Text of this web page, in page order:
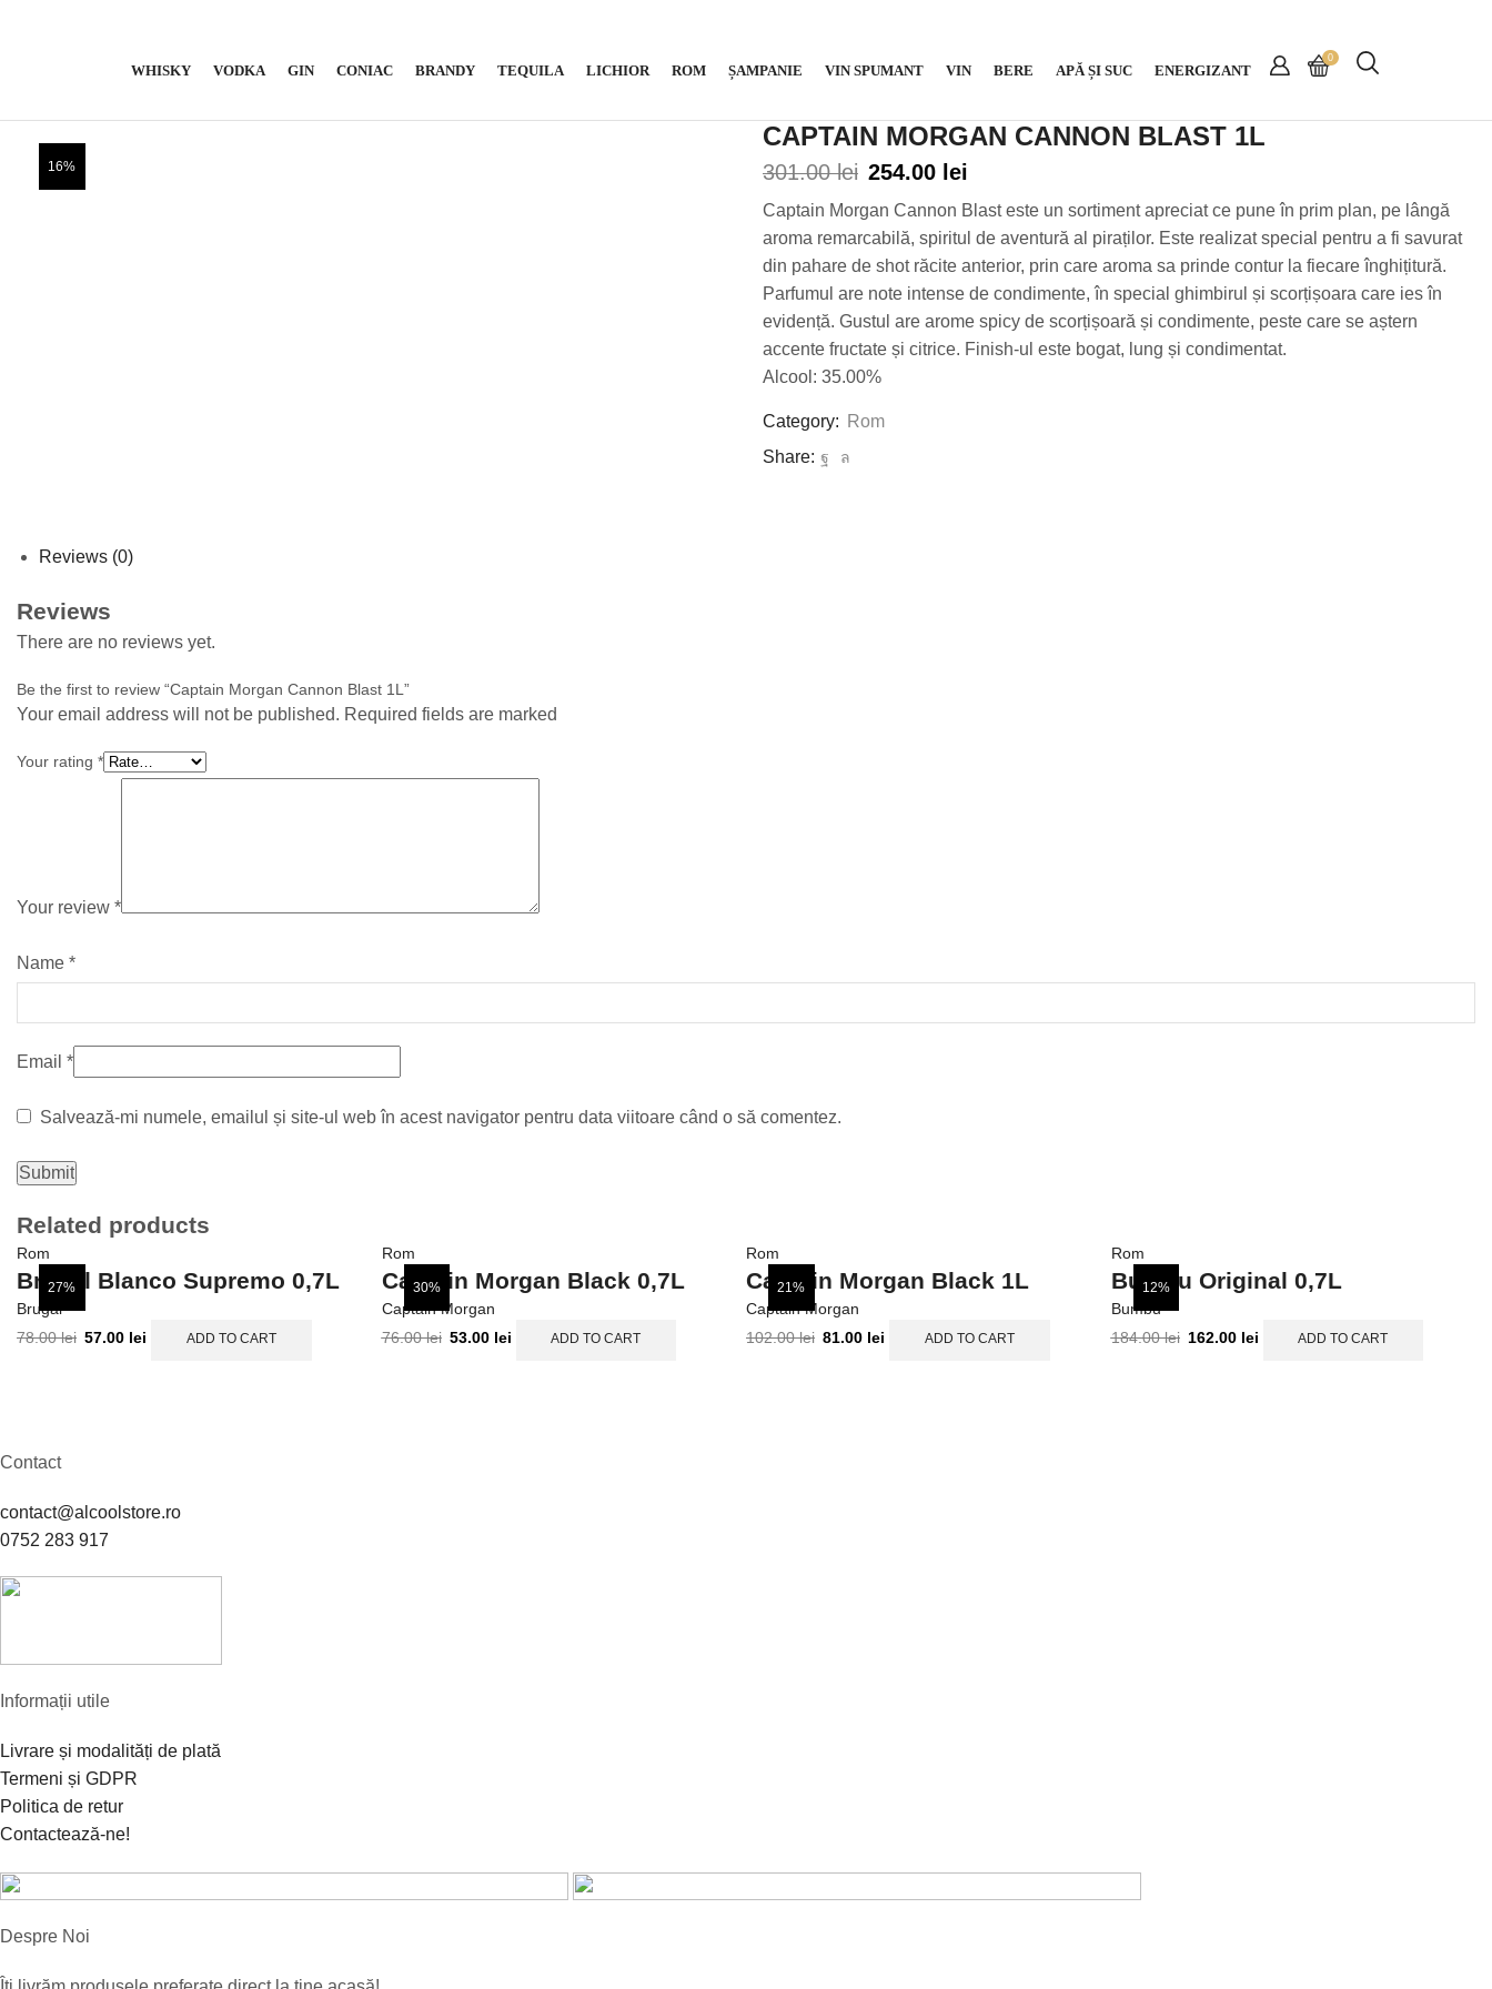
WHISKY VODKA GIN CONIAC BRANDY TEQUILA LICHIOR ROM ȘAMPANIE VIN SPUMANT VIN BERE APĂ ȘI SUC ENERGIZANT
0
16%
CAPTAIN MORGAN CANNON BLAST 1L
301.00lei 254.00 lei
Captain Morgan Cannon Blast este un sortiment apreciat ce pune în prim plan, pe lângă
aroma remarcabilă, spiritul de aventură al piraților. Este realizat special pentru a fi savurat
din pahare de shot răcite anterior, prin care aroma sa prinde contur la fiecare înghițitură.
Parfumul are note intense de condimente, în special ghimbirul și scorțișoara care ies în
evidență. Gustul are arome spicy de scorțișoară și condimente, peste care se aștern
accente fructate și citrice. Finish-ul este bogat, lung și condimentat.
Alcool: 35.00%
Category:
Rom
Share:
Reviews (0)
Reviews
There are no reviews yet.
Be the first to review “Captain Morgan Cannon Blast 1L”
Your email address will not be published. Required fields are marked
Your rating *
Your review *
Name *
Email *
Salvează-mi numele, emailul și site-ul web în acest navigator pentru data viitoare când o să comentez.
Related products
27%
Rom
Brugal Blanco Supremo 0,7L
Brugal
78.00lei 57.00 lei ADD TO CART
30%
Rom
Captain Morgan Black 0,7L
Captain Morgan
76.00lei 53.00 lei ADD TO CART
21%
Rom
Captain Morgan Black 1L
Captain Morgan
102.00lei 81.00 lei ADD TO CART
12%
Rom
Bumbu Original 0,7L
Bumbu
184.00lei 162.00 lei ADD TO CART
Contact
contact@alcoolstore.ro
0752 283 917
Informații utile
Livrare și modalități de plată
Termeni și GDPR
Politica de retur
Contactează-ne!
Despre Noi